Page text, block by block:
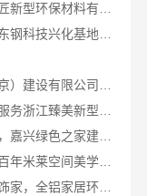
本地化专业室内设计团队省心，嘉兴绿色之家建材科技全程托管
鄂州专业家装实景案例，湖北百年米莱空间美学装饰材料有限公司
广州家装公司全屋装修选精匠饰家，全铝家居环保零甲醛